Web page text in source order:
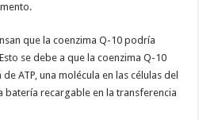
que la coenzima Q-10 podría
se debe a que la coenzima Q-10
ATP, una molécula en las células del
batería recargable en la transferencia